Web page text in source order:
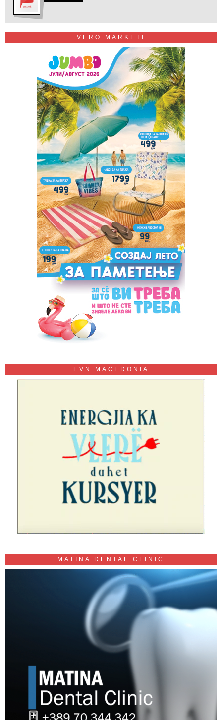
VERO MARKETI
EVN MACEDONIA
MATINA DENTAL CLINIC